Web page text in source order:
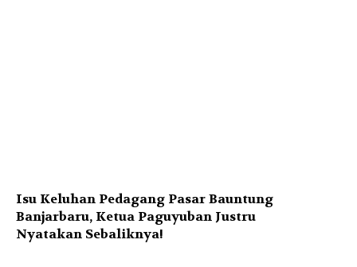
Isu Keluhan Pedagang Pasar Bauntung
Banjarbaru, Ketua Paguyuban Justru
Nyatakan Sebaliknya!